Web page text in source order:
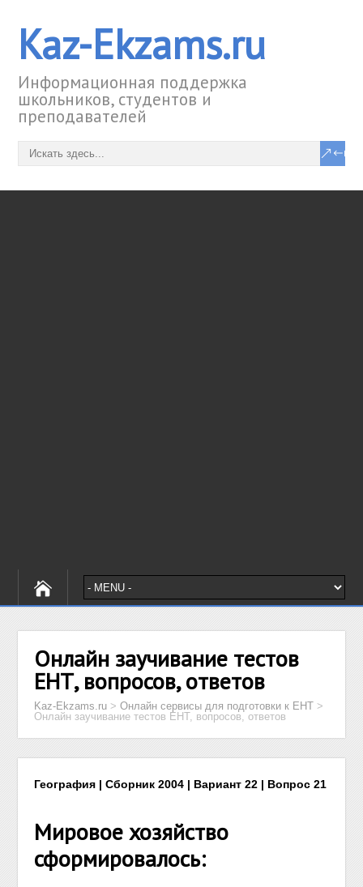
Kaz-Ekzams.ru
Информационная поддержка
школьников, студентов и
преподавателей
Онлайн заучивание тестов
ЕНТ, вопросов, ответов
Kaz-Ekzams.ru >Онлайн сервисы для подготовки к ЕНТ >
Онлайн заучивание тестов ЕНТ, вопросов, ответов
География | Сборник 2004 | Вариант 22 | Вопрос 21
Мировое хозяйство
сформировалось: